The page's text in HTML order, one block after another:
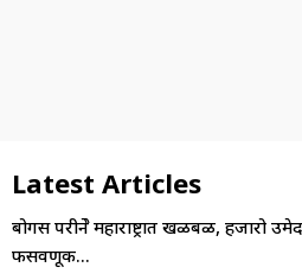
Latest Articles
बोगस परीक्षेने महाराष्ट्रात खळबळ, हजारो
फसवणूक...